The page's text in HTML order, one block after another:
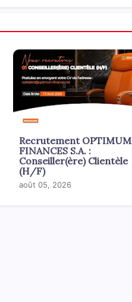
Recrutement OPTIMUM
FINANCES S.A. :
Conseiller(ère) Clientèle
(H/F)
août 05, 2026